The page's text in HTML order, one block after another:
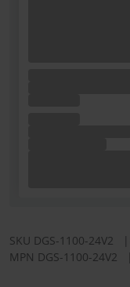
SKU DGS-1100-24V2
MPN DGS-1100-24V2